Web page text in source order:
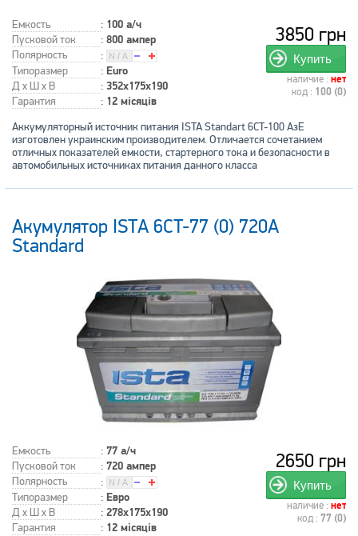
Емкость : 100 а/ч
Пусковой ток : 800 ампер
Полярность
:
Типоразмер
: Euro
Д x Ш x В : 352x175x190
Гарантия : 12 місяців
3850 грн
Купить
наличие : нет
код : 100 (0)
Аккумуляторный источник питания ISTA Standart 6CT-100 АзЕ
изготовлен украинским производителем. Отличается сочетанием
отличных показателей емкости, стартерного тока и безопасности в
автомобильных источниках питания данного класса
Акумулятор ISTA 6CT-77 (0) 720А
Standard
Емкость : 77 а/ч
Пусковой ток : 720 ампер
Полярность
:
Типоразмер
: Евро
Д x Ш x В : 278x175x190
Гарантия : 12 місяців
2650 грн
Купить
наличие : нет
код : 77 (0)